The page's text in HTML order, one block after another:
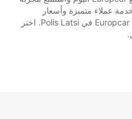
عملاء متميزة وأسعار
تنافسية، لن تجد بديلاً لجودة خدمات Europcar في Polis Latsi. اختر